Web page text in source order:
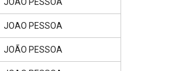
JOAO PESSOA
JOÃO PESSOA